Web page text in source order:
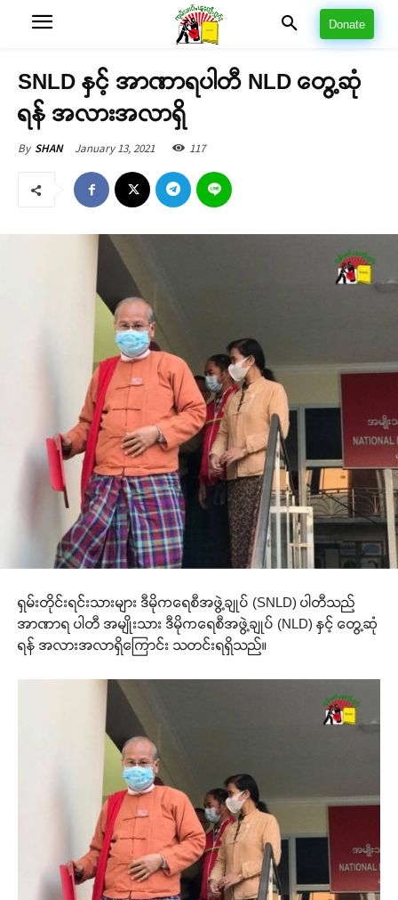
Donate
SNLD နှင့် အာဏာရပါတီ NLD တွေ့ဆုံ
ရန် အလားအလာရှိ
By SHAN January 13, 2021 117
ရှမ်းတိုင်းရင်းသားများ ဒီမိုကရေစီအဖွဲ့ချုပ် (SNLD) ပါတီသည်
အာဏာရ ပါတီ အမျိုးသား ဒီမိုကရေစီအဖွဲ့ချုပ် (NLD) နှင့် တွေ့ဆုံ
ရန် အလားအလာရှိကြောင်း သတင်းရရှိသည်။